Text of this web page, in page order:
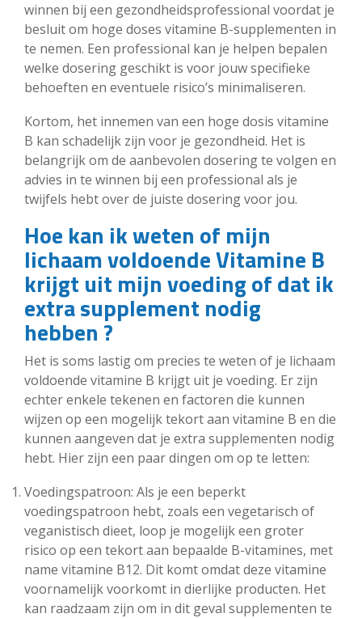
winnen bij een gezondheidsprofessional voordat je
besluit om hoge doses vitamine B-supplementen in
te nemen. Een professional kan je helpen bepalen
welke dosering geschikt is voor jouw specifieke
behoeften en eventuele risico’s minimaliseren.
Kortom, het innemen van een hoge dosis vitamine
B kan schadelijk zijn voor je gezondheid. Het is
belangrijk om de aanbevolen dosering te volgen en
advies in te winnen bij een professional als je
twijfels hebt over de juiste dosering voor jou.
Hoe kan ik weten of mijn
lichaam voldoende Vitamine B
krijgt uit mijn voeding of dat ik
extra supplement nodig
hebben ?
Het is soms lastig om precies te weten of je lichaam
voldoende vitamine B krijgt uit je voeding. Er zijn
echter enkele tekenen en factoren die kunnen
wijzen op een mogelijk tekort aan vitamine B en die
kunnen aangeven dat je extra supplementen nodig
hebt. Hier zijn een paar dingen om op te letten:
Voedingspatroon: Als je een beperkt
voedingspatroon hebt, zoals een vegetarisch of
veganistisch dieet, loop je mogelijk een groter
risico op een tekort aan bepaalde B-vitamines, met
name vitamine B12. Dit komt omdat deze vitamine
voornamelijk voorkomt in dierlijke producten. Het
kan raadzaam zijn om in dit geval supplementen te